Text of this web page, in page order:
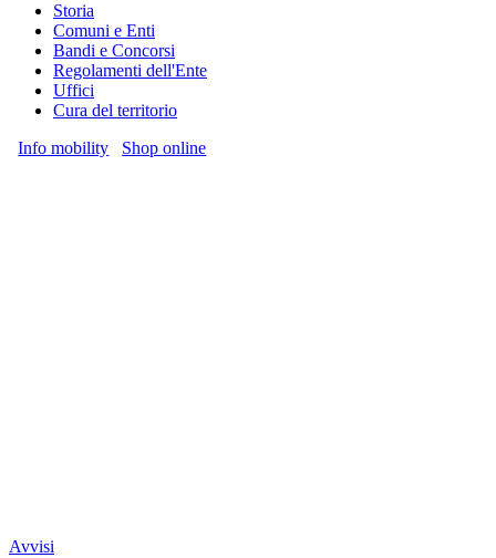
Storia
Comuni e Enti
Bandi e Concorsi
Regolamenti dell'Ente
Uffici
Cura del territorio
Info mobility
Shop online
Avvisi